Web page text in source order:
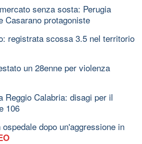
senza sosta: Perugia
Casarano protagoniste
registrata scossa 3.5 nel territorio
un 28enne per violenza
Reggio Calabria: disagi per il
106
dopo un'aggressione in